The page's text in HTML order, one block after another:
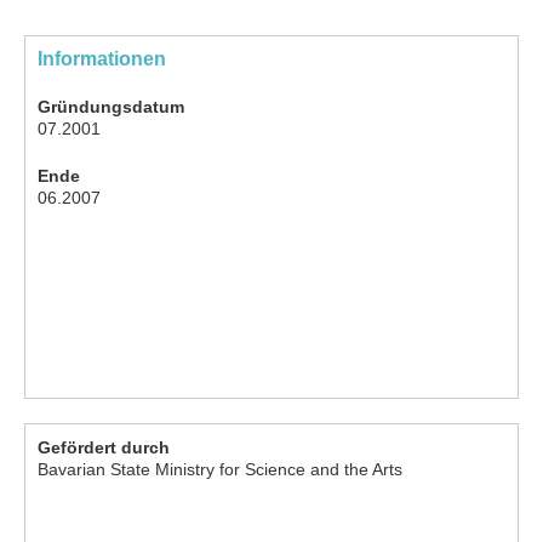
Informationen
Gründungsdatum
07.2001
Ende
06.2007
Gefördert durch
Bavarian State Ministry for Science and the Arts